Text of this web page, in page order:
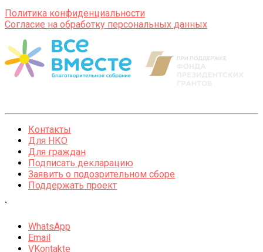
Политика конфиденциальности
Согласие на обработку персональных данных
Контакты
Для НКО
Для граждан
Подписать декларацию
Заявить о подозрительном сборе
Поддержать проект
`
WhatsApp
Email
VKontakte